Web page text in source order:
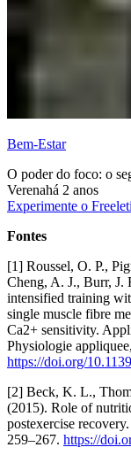
Bem-Estar
O poder do foco: o
Verenahá 2 anos
Experimente o
Fontes
[1] Roussel, O. P.,
Cheng, A. J., Burr, J.
intensified training
single muscle fibre
Ca2+ sensitivity.
Physiologie
https://doi.org/
[2] Beck, K. L.,
(2015). Role of
postexercise
259–267. https://